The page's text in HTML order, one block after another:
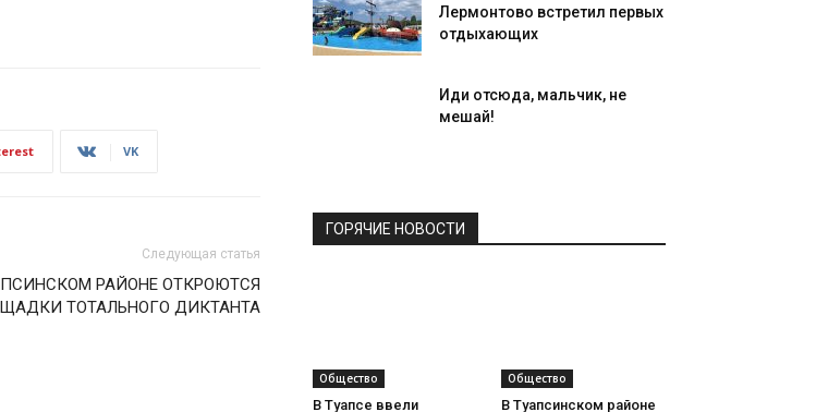
VK
Следующая статья
РАЙОНЕ ОТКРОЮТСЯ
ТОТАЛЬНОГО ДИКТАНТА
Лермонтово встретил первых
отдыхающих
Иди отсюда, мальчик, не
мешай!
ГОРЯЧИЕ НОВОСТИ
Общество
В Туапсе ввели
Общество
В Туапсинском районе